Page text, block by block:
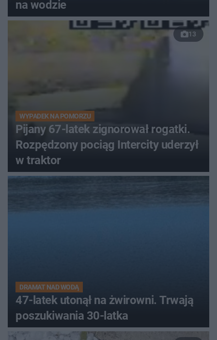
na wodzie
13
WYPADEK NA POMORZU
Pijany 67-latek zignorował rogatki.
Rozpędzony pociąg Intercity uderzył
w traktor
DRAMAT NAD WODĄ
47-latek utonął na żwirowni. Trwają
poszukiwania 30-latka